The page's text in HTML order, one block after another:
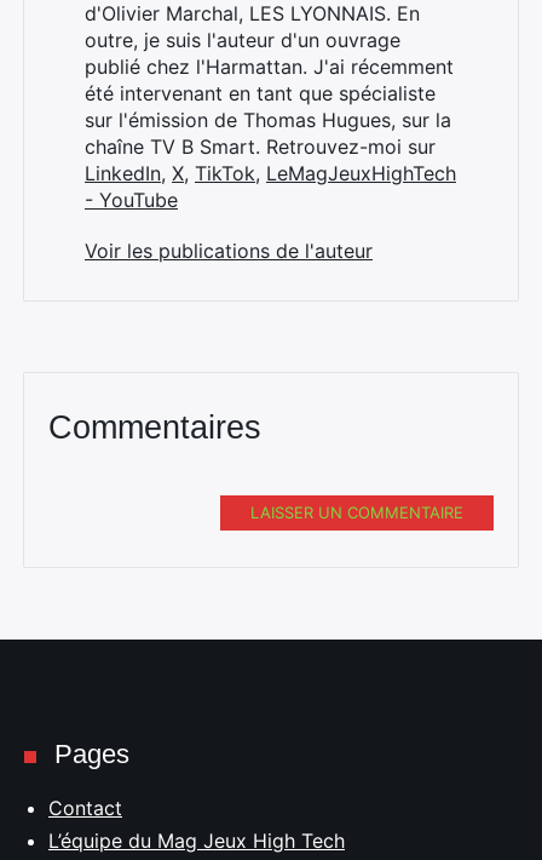
d'Olivier Marchal, LES LYONNAIS. En
outre, je suis l'auteur d'un ouvrage
publié chez l'Harmattan. J'ai récemment
été intervenant en tant que spécialiste
sur l'émission de Thomas Hugues, sur la
chaîne TV B Smart. Retrouvez-moi sur
LinkedIn, X, TikTok, LeMagJeuxHighTech
- YouTube
Voir les publications de l'auteur
Commentaires
LAISSER UN COMMENTAIRE
Pages
Contact
L’équipe du Mag Jeux High Tech